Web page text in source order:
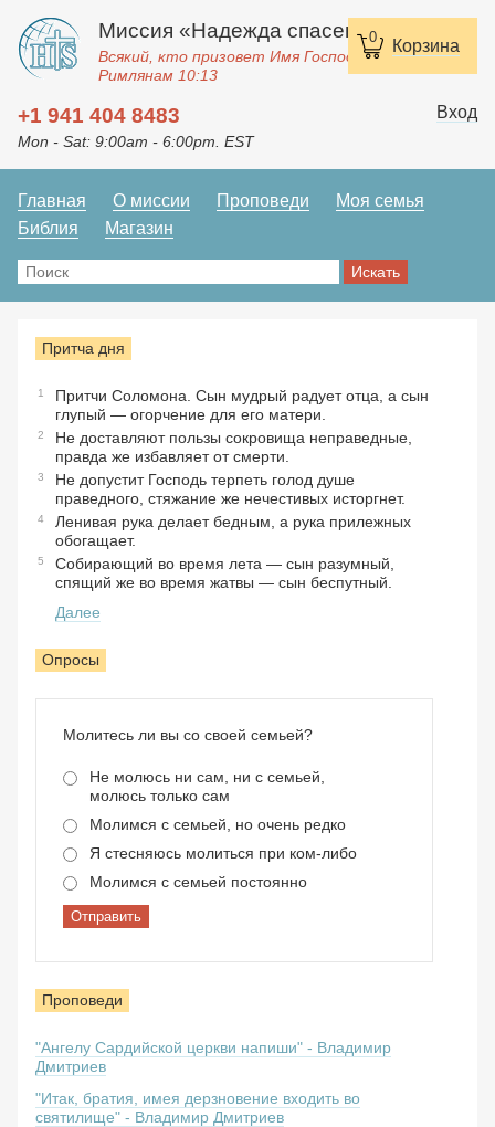
0 Корзина
Миссия «Надежда спасения»
Всякий, кто призовет Имя Господне, спасется.
Римлянам 10:13
+1 941 404 8483
Mon - Sat: 9:00am - 6:00pm. EST
Вход
Главная О миссии Проповеди
Моя семья
Библия
Магазин
Притча дня
1
Притчи Соломона. Сын мудрый радует отца, а сын
глупый — огорчение для его матери.
2
Не доставляют пользы сокровища неправедные,
правда же избавляет от смерти.
3
Не допустит Господь терпеть голод душе
праведного, стяжание же нечестивых исторгнет.
4
Ленивая рука делает бедным, а рука прилежных
обогащает.
5
Собирающий во время лета — сын разумный,
спящий же во время жатвы — сын беспутный.
Далее
Опросы
Молитесь ли вы со своей семьей?
Не молюсь ни сам, ни с семьей,
молюсь только сам
Молимся с семьей, но очень редко
Я стесняюсь молиться при ком-либо
Молимся с семьей постоянно
Отправить
Проповеди
"Ангелу Сардийской церкви напиши" - Владимир
Дмитриев
"Итак, братия, имея дерзновение входить во
святилище" - Владимир Дмитриев